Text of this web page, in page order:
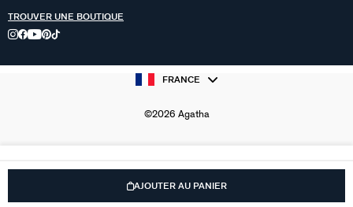
AJOUTER AU PANIER
TROUVER UNE BOUTIQUE
FRANCE
©2026 Agatha